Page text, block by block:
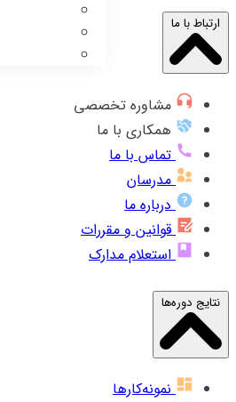
ارتباط با ما
مشاوره تخصصی
همکاری با ما
تماس با ما
مدرسان
درباره ما
قوانین و مقررات
استعلام مدارک
نتایج دوره‌ها
نمونه‌کارها